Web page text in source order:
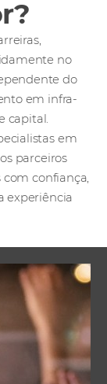
no
do
em infra-
capital.
em
parceiros
com confiança,
experiência